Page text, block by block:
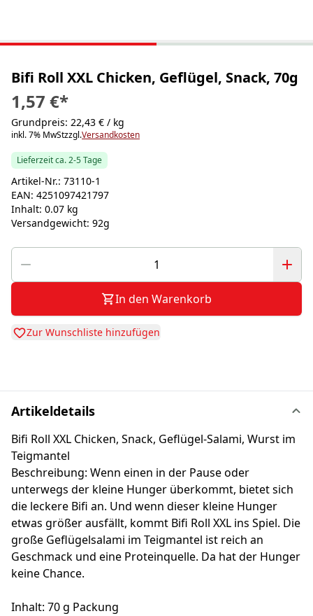
Bifi Roll XXL Chicken, Geflügel, Snack, 70g
1,57 €*
Grundpreis: 22,43 € / kg
inkl. 7% MwStzzgl.Versandkosten
Lieferzeit ca. 2-5 Tage
Artikel-Nr.: 73110-1
EAN: 4251097421797
Inhalt: 0.07 kg
Versandgewicht: 92g
In den Warenkorb
Zur Wunschliste hinzufügen
Artikeldetails
Bifi Roll XXL Chicken, Snack, Geflügel-Salami, Wurst im
Teigmantel
Beschreibung: Wenn einen in der Pause oder
unterwegs der kleine Hunger überkommt, bietet sich
die leckere Bifi an. Und wenn dieser kleine Hunger
etwas größer ausfällt, kommt Bifi Roll XXL ins Spiel. Die
große Geflügelsalami im Teigmantel ist reich an
Geschmack und eine Proteinquelle. Da hat der Hunger
keine Chance.
Inhalt: 70 g Packung